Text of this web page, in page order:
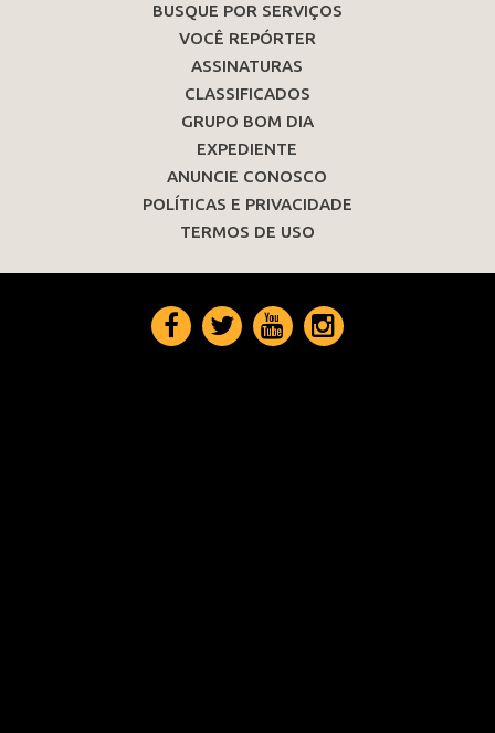
BUSQUE POR SERVIÇOS
VOCÊ REPÓRTER
ASSINATURAS
CLASSIFICADOS
GRUPO BOM DIA
EXPEDIENTE
ANUNCIE CONOSCO
POLÍTICAS E PRIVACIDADE
TERMOS DE USO